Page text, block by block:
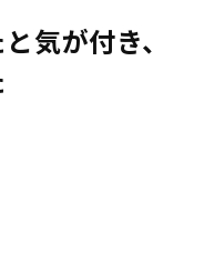
気が付き、